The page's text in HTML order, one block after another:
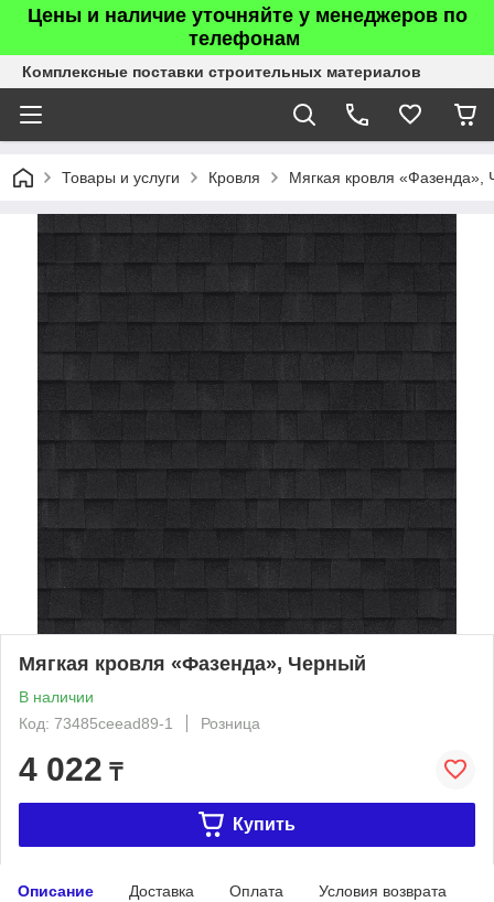
Цены и наличие уточняйте у менеджеров по
телефонам
Комплексные поставки строительных материалов
Товары и услуги Кровля Мягкая кровля «Фазенда»,
Мягкая кровля «Фазенда», Черный
В наличии
Код: 73485ceead89-1
Розница
4 022 ₸
Купить
Описание Доставка Оплата Условия возврата